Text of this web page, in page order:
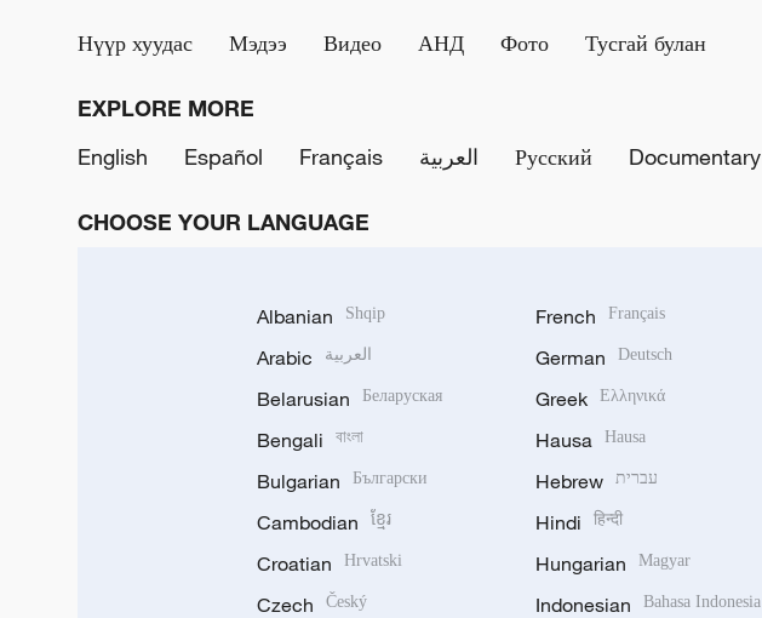
Нүүр хуудас Мэдээ Видео АНД Фото Тусгай булан
EXPLORE MORE
English
Español Français العربية Русский Documentary
CHOOSE YOUR LANGUAGE
Albanian Shqip
Arabic العربية
Belarusian Беларуская
Bengali বাংলা
Bulgarian Български
Cambodian ខ្មែរ
Croatian Hrvatski
Czech Český
French Français
German Deutsch
Greek Ελληνικά
Hausa Hausa
Hebrew עברית
Hindi हिन्दी
Hungarian Magyar
Indonesian Bahasa Indonesia